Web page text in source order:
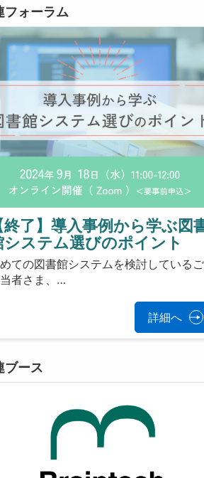
フォーラム
終了】導入事例から学ぶ図
システム選びのポイント
ての図書館システムを検討しているご
者さま、…
詳細へ
ブース